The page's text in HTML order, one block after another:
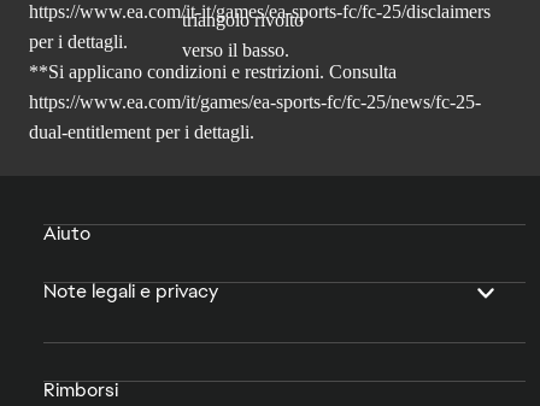
https://www.ea.com/it-it/games/ea-sports-fc/fc-25/disclaimers
per i dettagli.
**Si applicano condizioni e restrizioni. Consulta
https://www.ea.com/it/games/ea-sports-fc/fc-25/news/fc-25-
dual-entitlement per i dettagli.
Aiuto
Note legali e privacy
Rimborsi